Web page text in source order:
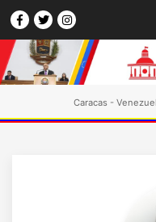
Caracas -